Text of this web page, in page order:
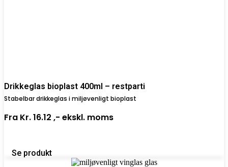
Drikkeglas bioplast 400ml – restparti
Stabelbar drikkeglas i miljøvenligt bioplast
Fra Kr. 16.12 ,- ekskl. moms
Se produkt